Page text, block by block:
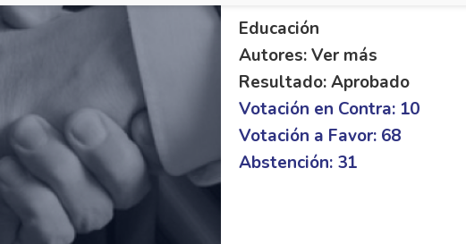
Educación
Autores: Ver más
Resultado: Aprobado
Votación en Contra: 10
Votación a Favor: 68
Abstención: 31